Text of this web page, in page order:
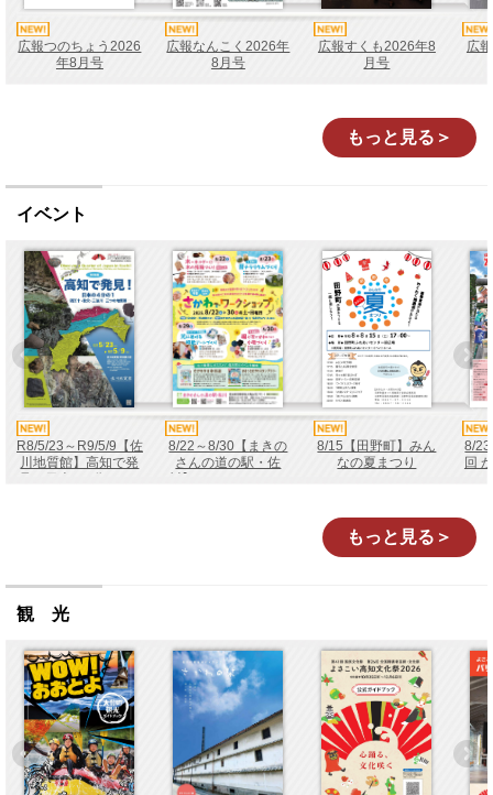
広報つのちょう2026
年8月号
広報なんこく2026年
8月号
広報すくも2026年8
月号
広
もっと見る＞
イベント
R8/5/23～R9/5/9【佐
川地質館】高知で発
見！日本の4分の1－
8/22～8/30【まきの
さんの道の駅・佐
川】さかわでワーク
8/15【田野町】みん
なの夏まつり
8/
回
もっと見る＞
観 光